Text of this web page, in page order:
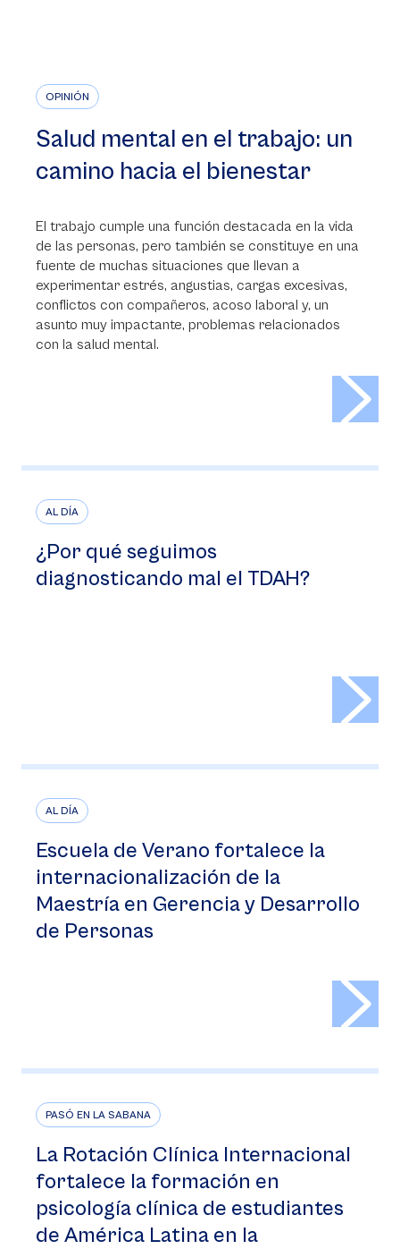
OPINIÓN
Salud mental en el trabajo: un
camino hacia el bienestar
El trabajo cumple una función destacada en la vida
de las personas, pero también se constituye en una
fuente de muchas situaciones que llevan a
experimentar estrés, angustias, cargas excesivas,
conflictos con compañeros, acoso laboral y, un
asunto muy impactante, problemas relacionados
con la salud mental.
AL DÍA
¿Por qué seguimos
diagnosticando mal el TDAH?
AL DÍA
Escuela de Verano fortalece la
internacionalización de la
Maestría en Gerencia y Desarrollo
de Personas
PASÓ EN LA SABANA
La Rotación Clínica Internacional
fortalece la formación en
psicología clínica de estudiantes
de América Latina en la